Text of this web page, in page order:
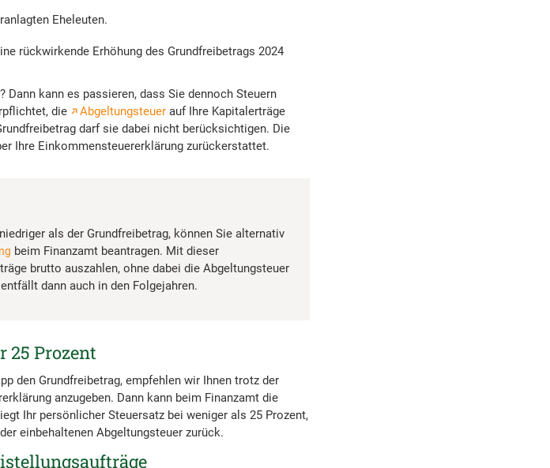
Eheleuten.
rückwirkende Erhöhung des Grundfreibetrags 2024
kann es passieren, dass Sie dennoch Steuern
die
Abgeltungsteuerauf Ihre Kapitalerträge
darf sie dabei nicht berücksichtigen. Die
Ihre Einkommensteuererklärung zurückerstattet.
als der Grundfreibetrag, können Sie alternativ
beim Finanzamt beantragen. Mit dieser
brutto auszahlen, ohne dabei die Abgeltungsteuer
dann auch in den Folgejahren.
25 Prozent
den Grundfreibetrag, empfehlen wir Ihnen trotz der
anzugeben. Dann kann beim Finanzamt die
Ihr persönlicher Steuersatz bei weniger als 25 Prozent,
einbehaltenen Abgeltungsteuer zurück.